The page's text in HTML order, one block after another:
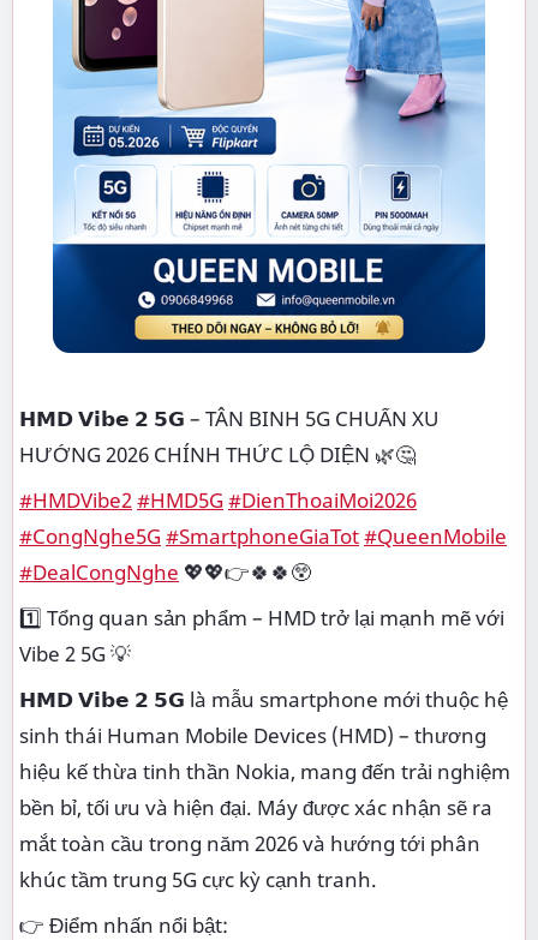
𝗛𝗠𝗗 𝗩𝗶𝗯𝗲 𝟮 𝟱𝗚 – TÂN BINH 5G CHUẨN XU
HƯỚNG 2026 CHÍNH THỨC LỘ DIỆN 🌿🤔
#HMDVibe2#HMD5G#DienThoaiMoi2026
#CongNghe5G#SmartphoneGiaTot#QueenMobile
#DealCongNghe 💖💖👉🍀🍀😲
1️⃣ Tổng quan sản phẩm – HMD trở lại mạnh mẽ với
Vibe 2 5G 💡
𝗛𝗠𝗗 𝗩𝗶𝗯𝗲 𝟮 𝟱𝗚 là mẫu smartphone mới thuộc hệ
sinh thái Human Mobile Devices (HMD) – thương
hiệu kế thừa tinh thần Nokia, mang đến trải nghiệm
bền bỉ, tối ưu và hiện đại. Máy được xác nhận sẽ ra
mắt toàn cầu trong năm 2026 và hướng tới phân
khúc tầm trung 5G cực kỳ cạnh tranh.
👉 Điểm nhấn nổi bật: